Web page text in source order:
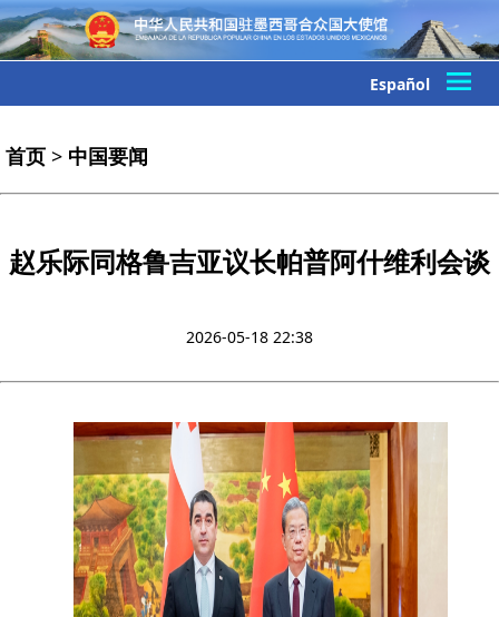
Español
首页 > 中国要闻
赵乐际同格鲁吉亚议长帕普阿什维利会谈
2026-05-18 22:38